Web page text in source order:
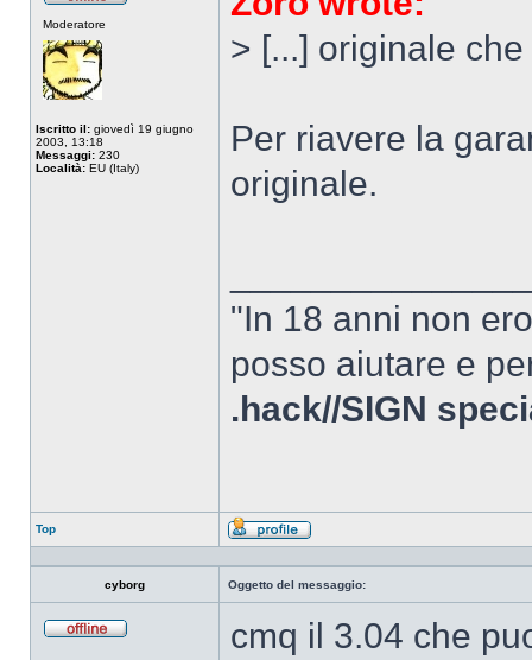
Moderatore
Iscritto il: giovedì 19 giugno
2003, 13:18
Messaggi: 230
Località: EU (Italy)
> [...] originale
Per riavere la
originale.
"In 18 anni non
posso aiutare e
.hack//SIGN
Top
Profilo
cyborg Oggetto del messaggio:
cmq il 3.04 che